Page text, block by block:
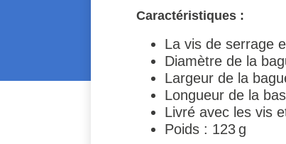
Caractéristiques :
La vis de serrage
Diamètre de la
Largeur de la
Longueur de la
Livré avec les vis
Poids : 123 g